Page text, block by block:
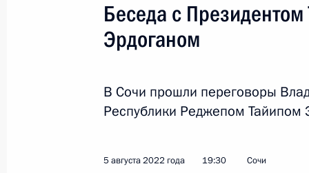
Послания Федеральному Собранию
Заявления по важнейшим вопросам
Речи и обращения
Беседа с
Эрдоганом
В Сочи прошли переговоры
Республики Реджепом Тайипом
5 августа 2022 года 19:30 Сочи